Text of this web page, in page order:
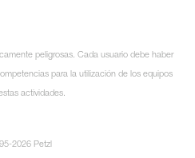
de su parque de
DESCUBRIR
peligrosas. Cada usuario debe haber
para la utilización de los equipos
actividades.
2026 Petzl